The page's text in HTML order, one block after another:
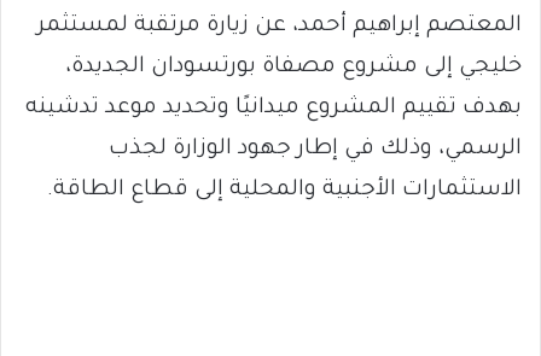
المعتصم إبراهيم أحمد، عن زيارة مرتقبة لمستثمر
خليجي إلى مشروع مصفاة بورتسودان الجديدة،
بهدف تقييم المشروع ميدانيًا وتحديد موعد تدشينه
الرسمي، وذلك في إطار جهود الوزارة لجذب
الاستثمارات الأجنبية والمحلية إلى قطاع الطاقة.